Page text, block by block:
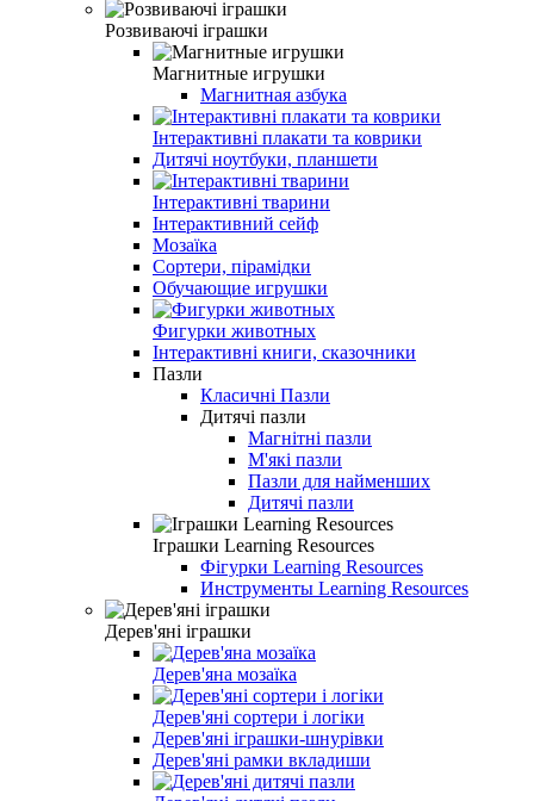
Розвиваючі іграшки
Магнитные игрушки
Магнитная азбука
Інтерактивні плакати та коврики
Дитячі ноутбуки, планшети
Інтерактивні тварини
Інтерактивний сейф
Мозаїка
Сортери, пірамідки
Обучающие игрушки
Фигурки животных
Інтерактивні книги, сказочники
Пазли
Класичні Пазли
Дитячі пазли
Магнітні пазли
М'які пазли
Пазли для найменших
Дитячі пазли
Іграшки Learning Resources
Фігурки Learning Resources
Инструменты Learning Resources
Дерев'яні іграшки
Дерев'яна мозаїка
Дерев'яні сортери і логіки
Дерев'яні іграшки-шнурівки
Дерев'яні рамки вкладиши